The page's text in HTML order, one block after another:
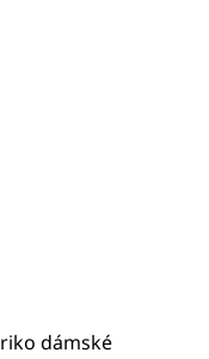
dámské